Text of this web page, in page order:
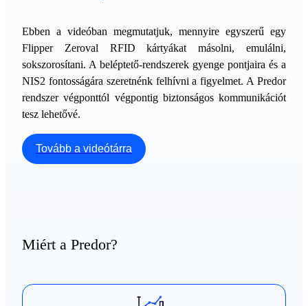
Ebben a videóban megmutatjuk, mennyire egyszerű egy
Flipper Zeroval RFID kártyákat másolni, emulálni,
sokszorosítani. A beléptető-rendszerek gyenge pontjaira és a
NIS2 fontosságára szeretnénk felhívni a figyelmet. A Predor
rendszer végponttól végpontig biztonságos kommunikációt
tesz lehetővé.
Tovább a videótárra
Miért a Predor?